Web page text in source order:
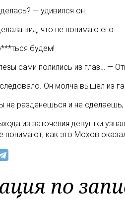
— удивился он.
вид, что не понимаю его.
будем!
сами полились из глаз… —
Он молча вышел из
не разденешься и не сделаешь,
из заточения девушки
понимают, как это Мохов
по